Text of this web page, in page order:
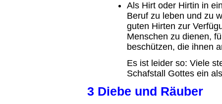
Als Hirt oder Hirtin in
Beruf zu leben und zu
guten Hirten zur
Menschen zu dienen,
beschützen, die ihnen
Es ist leider so: Viele
Schafstall Gottes ein als
3 Diebe und Räuber